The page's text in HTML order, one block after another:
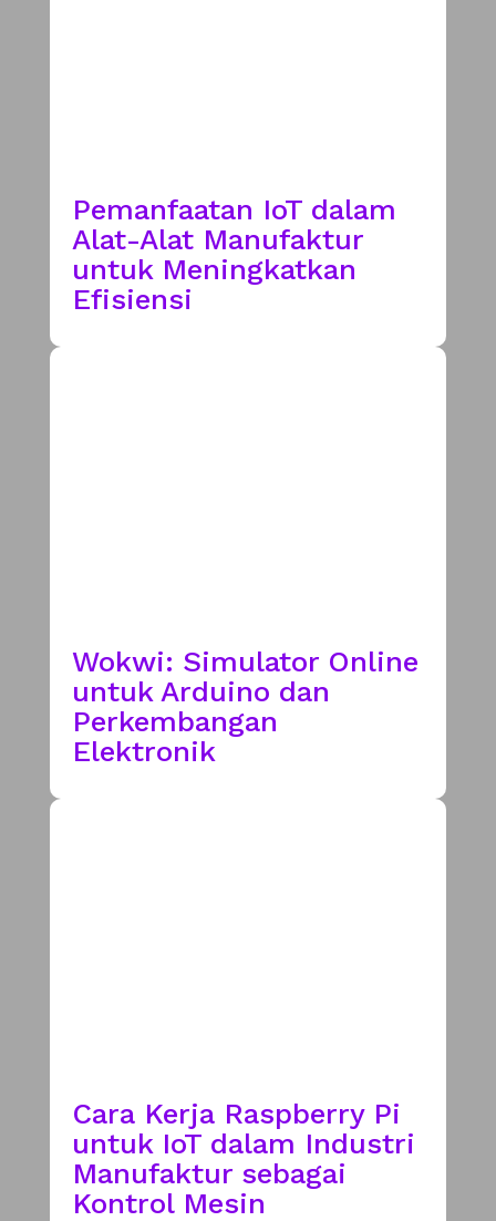
Pemanfaatan IoT dalam
Alat-Alat Manufaktur
untuk Meningkatkan
Efisiensi
Wokwi: Simulator Online
untuk Arduino dan
Perkembangan
Elektronik
Cara Kerja Raspberry Pi
untuk IoT dalam Industri
Manufaktur sebagai
Kontrol Mesin